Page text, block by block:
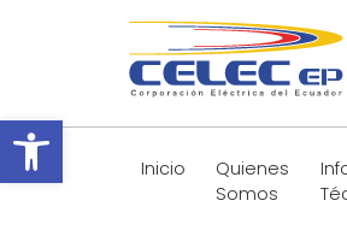
Abrir barra de
Inicio
Quienes
Somos